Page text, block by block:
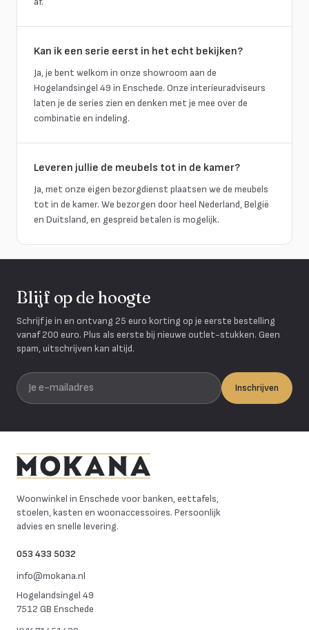
Kan ik een serie eerst in het echt bekijken?
Ja, je bent welkom in onze showroom aan de
Hogelandsingel 49 in Enschede. Onze interieuradviseurs
laten je de series zien en denken met je mee over de
combinatie en indeling.
Leveren jullie de meubels tot in de kamer?
Ja, met onze eigen bezorgdienst plaatsen we de meubels
tot in de kamer. We bezorgen door heel Nederland, België
en Duitsland, en gespreid betalen is mogelijk.
Blijf op de hoogte
Schrijf je in en ontvang 25 euro korting op je eerste bestelling
vanaf 200 euro. Plus als eerste bij nieuwe outlet-stukken. Geen
spam, uitschrijven kan altijd.
Je e-mailadres
Inschrijven
Woonwinkel in Enschede voor banken, eettafels,
stoelen, kasten en woonaccessoires. Persoonlijk
advies en snelle levering.
053 433 5032
info@mokana.nl
Hogelandsingel 49
7512 GB Enschede